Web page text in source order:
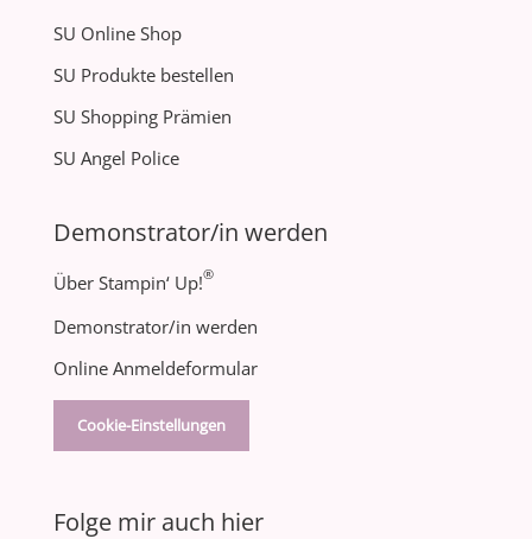
SU Online Shop
SU Produkte bestellen
SU Shopping Prämien
SU Angel Police
Demonstrator/in werden
Über Stampin‘ Up!®
Demonstrator/in werden
Online Anmeldeformular
Cookie-Einstellungen
Folge mir auch hier